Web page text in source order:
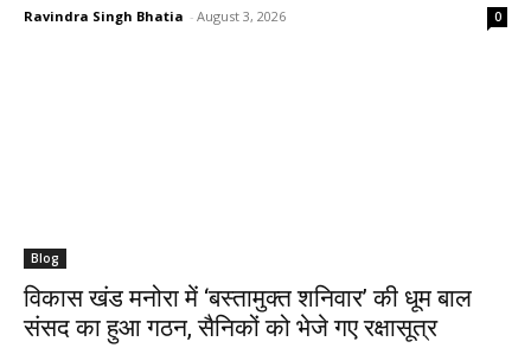
Ravindra Singh Bhatia - August 3, 2026 0
Blog
​विकास खंड मनोरा में ‘बस्तामुक्त शनिवार’ की धूम बाल
संसद का हुआ गठन, सैनिकों को भेजे गए रक्षासूत्र